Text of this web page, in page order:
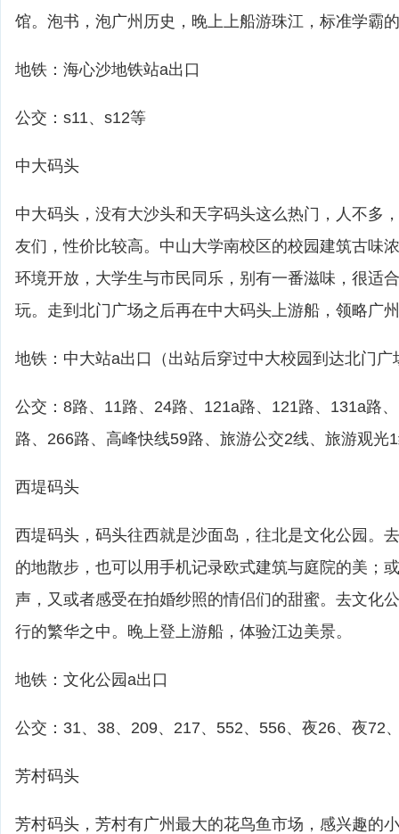
馆。泡书，泡广州历史，晚上上船游珠江，标准学霸
地铁：海心沙地铁站a出口
公交：s11、s12等
中大码头
中大码头，没有大沙头和天字码头这么热门，人不多
友们，性价比较高。中山大学南校区的校园建筑古味
环境开放，大学生与市民同乐，别有一番滋味，很适
玩。走到北门广场之后再在中大码头上游船，领略广
地铁：中大站a出口（出站后穿过中大校园到达北门广
公交：8路、11路、24路、121a路、121路、131a路
路、266路、高峰快线59路、旅游公交2线、旅游观光
西堤码头
西堤码头，码头往西就是沙面岛，往北是文化公园。
的地散步，也可以用手机记录欧式建筑与庭院的美；
声，又或者感受在拍婚纱照的情侣们的甜蜜。去文化
行的繁华之中。晚上登上游船，体验江边美景。
地铁：文化公园a出口
公交：31、38、209、217、552、556、夜26、夜72
芳村码头
芳村码头，芳村有广州最大的花鸟鱼市场，感兴趣的